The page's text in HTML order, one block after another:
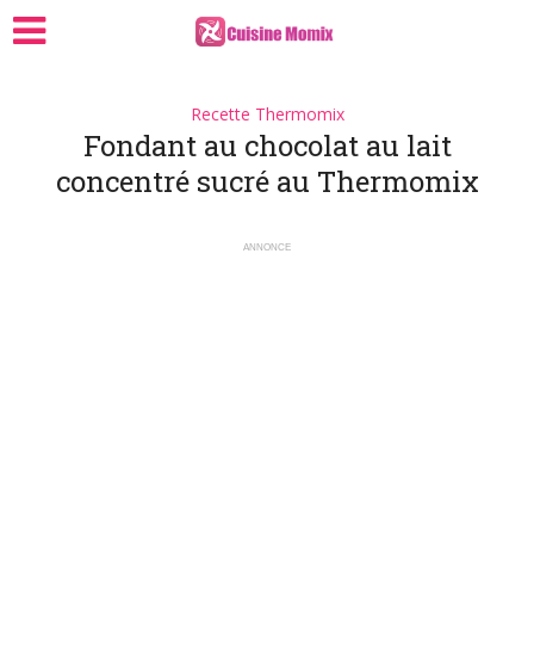
Recette Thermomix
Fondant au chocolat au lait
concentré sucré au Thermomix
ANNONCE